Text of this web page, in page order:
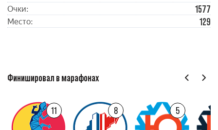
Очки: 1577
Место: 129
Финишировал в марафонах
11 8 5